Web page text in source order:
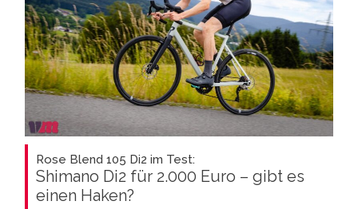
Rose Blend 105 Di2 im Test:
Shimano Di2 für 2.000 Euro – gibt es
einen Haken?